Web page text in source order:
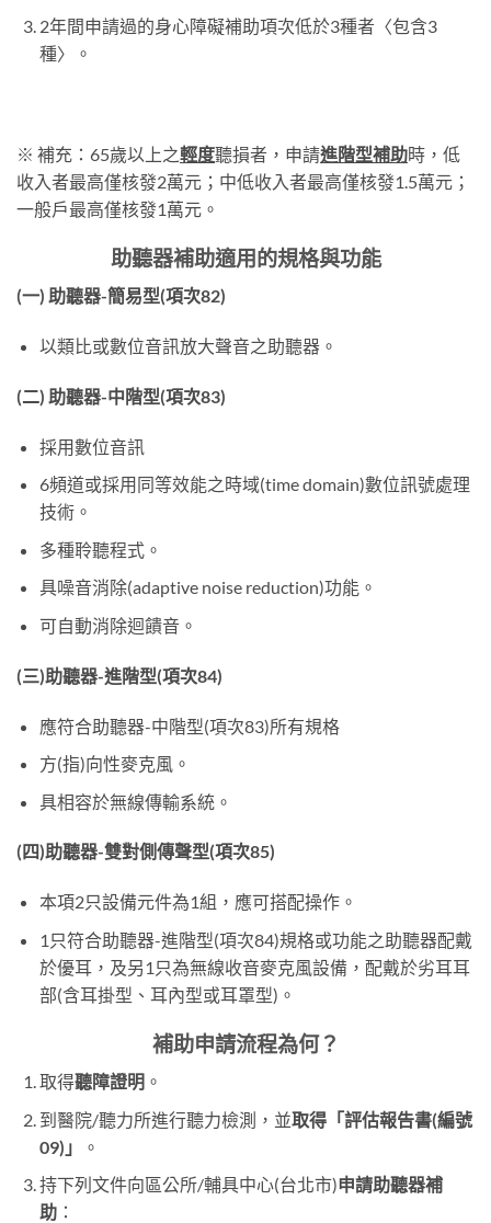
2年間申請過的身心障礙補助項次低於3種者〈包含3
種〉。
※ 補充：65歲以上之輕度聽損者，申請進階型補助時，低
收入者最高僅核發2萬元；中低收入者最高僅核發1.5萬元；
一般戶最高僅核發1萬元。
助聽器補助適用的規格與功能
(一) 助聽器-簡易型(項次82)
以類比或數位音訊放大聲音之助聽器。
(二) 助聽器-中階型(項次83)
採用數位音訊
6頻道或採用同等效能之時域(time domain)數位訊號處理
技術。
多種聆聽程式。
具噪音消除(adaptive noise reduction)功能。
可自動消除迴饋音。
(三)助聽器-進階型(項次84)
應符合助聽器-中階型(項次83)所有規格
方(指)向性麥克風。
具相容於無線傳輸系統。
(四)助聽器-雙對側傳聲型(項次85)
本項2只設備元件為1組，應可搭配操作。
1只符合助聽器-進階型(項次84)規格或功能之助聽器配戴
於優耳，及另1只為無線收音麥克風設備，配戴於劣耳耳
部(含耳掛型、耳內型或耳罩型)。
補助申請流程為何？
取得聽障證明 。
到醫院/聽力所進行聽力檢測，並取得「評估報告書(編號
09)」
。
持下列文件向區公所/輔具中心(台北市)申請助聽器補
助：